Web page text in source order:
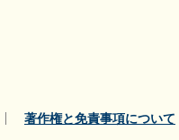
著作権と免責事項について